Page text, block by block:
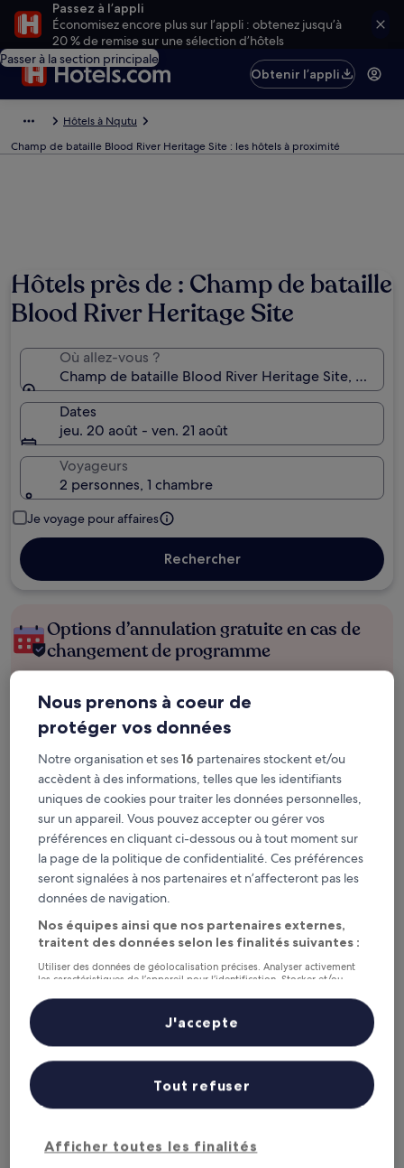
Passez à l’appli
Économisez encore plus sur l’appli : obtenez jusqu’à
20 % de remise sur une sélection d’hôtels
Passer à la section principale
Obtenir l’appli
Hôtels à Nqutu
Champ de bataille Blood River Heritage Site : les hôtels à proximité
Hôtels près de : Champ de bataille
Blood River Heritage Site
Où allez-vous ?
Champ de bataille Blood River Heritage Site,
Dates
jeu. 20 août - ven. 21 août
Voyageurs
2 personnes, 1 chambre
Je voyage pour affaires
Rechercher
Options d’annulation gratuite en cas de
changement de programme
Gagnez des récompenses pour chaque
nuit séjournée
Économisez plus grâce aux Prix membres
Consultez les prix pour ces dates
Ce soir
6 août - 7 août
Demain
Ce week-end
7 août - 9 août
Le week-end prochain
14 août - 16 août
Recommandés Prix (croissant)
Champ de bataille Blood River
Heritage Site : où loger à
proximité ?
Nous prenons à coeur de
protéger vos données
Notre organisation et ses16 partenaires stockent et/ou
accèdent à des informations, telles que les identifiants
uniques de cookies pour traiter les données personnelles,
sur un appareil. Vous pouvez accepter ou gérer vos
préférences en cliquant ci-dessous ou à tout moment sur
la page de la politique de confidentialité. Ces préférences
seront signalées à nos partenaires et n’affecteront pas les
données de navigation.
Nos équipes ainsi que nos partenaires externes,
traitent des données selon les finalités suivantes :
Utiliser des données de géolocalisation précises. Analyser activement
les caractéristiques de l’appareil pour l’identification. Stocker et/ou
personnalisés, mesure de performance des publicités et du contenu,
études d’audience et développement de services.
Liste de nos partenaires (fournisseurs)
Afficher toutes les finalités
Tout refuser
J'accepte